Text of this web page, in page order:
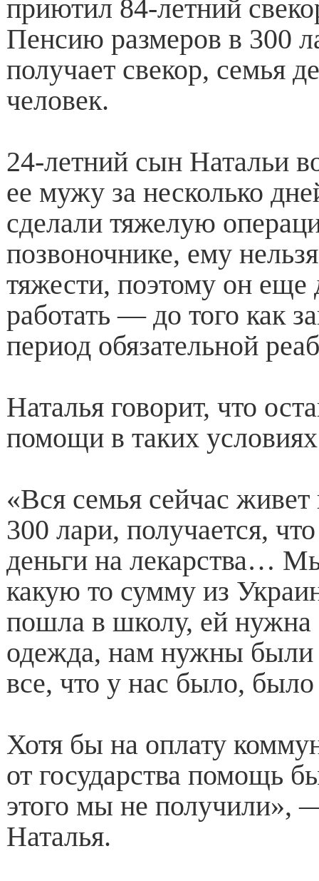
приютил 84-летний
Пенсию размеров в 300
получает свекор, семья
человек.
24-летний сын Натальи
ее мужу за несколько
сделали тяжелую
позвоночнике, ему
тяжести, поэтому он еще
работать — до того как
период обязательной
Наталья говорит, что
помощи в таких
«Вся семья сейчас
300 лари, получается,
деньги на лекарства…
какую то сумму из
пошла в школу, ей нужна
одежда, нам нужны были
все, что у нас было, было
Хотя бы на оплату
от государства помощь
этого мы не получили»,
Наталья.